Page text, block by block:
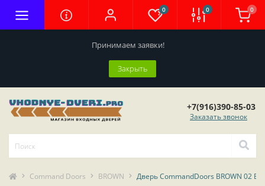
Принимаем заявки!
Закрыть
0 0 0
+7(916)390-85-03
Заказать звонок
Command Doors BROWN Дверь CommandDoors BROWN 02